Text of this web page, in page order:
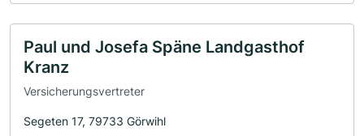
Paul und Josefa Späne Landgasthof
Kranz
Versicherungsvertreter
Segeten 17, 79733 Görwihl